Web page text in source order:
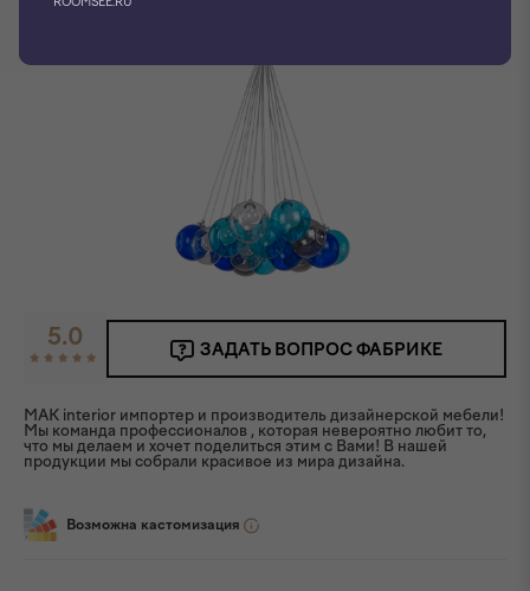
5.0 ЗАДАТЬ ВОПРОС ФАБРИКЕ
MAK interior импортер и производитель дизайнерской мебели!
Мы команда профессионалов , которая невероятно любит то,
что мы делаем и хочет поделиться этим с Вами! В нашей
продукции мы собрали красивое из мира дизайна.
Возможна кастомизация